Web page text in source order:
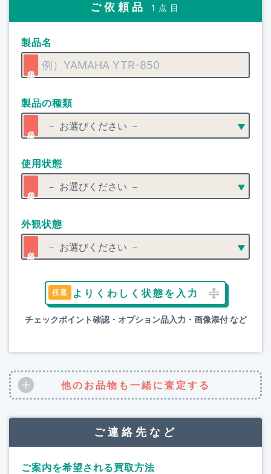
ご依頼品 1点目
製品名
製品の種類
使用状態
外観状態
よりくわしく状態を入力
チェックポイント確認・オプション品入力・画像添付 など
他のお品物も一緒に査定する
ご連絡先など
ご案内を希望される買取方法